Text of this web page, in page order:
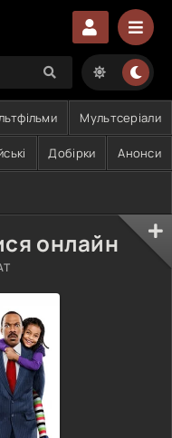
Мультсеріали
Добірки Анонси
онлайн